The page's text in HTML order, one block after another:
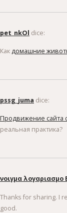
pet_nkOl dice:
Как домашние
pssg_juma dice:
Продвижение сайта
реальная практика?
νοιγμα λογαριασμο
Thanks for sharing. I
good.